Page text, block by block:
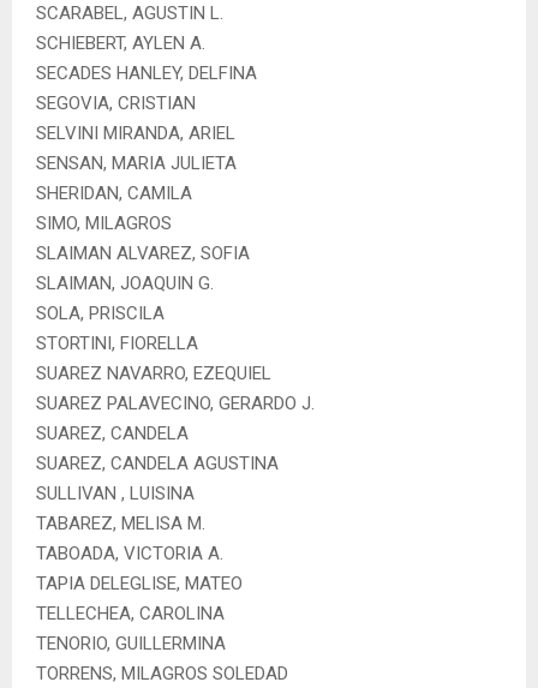
SCARABEL, AGUSTIN L.
SCHIEBERT, AYLEN A.
SECADES HANLEY, DELFINA
SEGOVIA, CRISTIAN
SELVINI MIRANDA, ARIEL
SENSAN, MARIA JULIETA
SHERIDAN, CAMILA
SIMO, MILAGROS
SLAIMAN ALVAREZ, SOFIA
SLAIMAN, JOAQUIN G.
SOLA, PRISCILA
STORTINI, FIORELLA
SUAREZ NAVARRO, EZEQUIEL
SUAREZ PALAVECINO, GERARDO J.
SUAREZ, CANDELA
SUAREZ, CANDELA AGUSTINA
SULLIVAN , LUISINA
TABAREZ, MELISA M.
TABOADA, VICTORIA A.
TAPIA DELEGLISE, MATEO
TELLECHEA, CAROLINA
TENORIO, GUILLERMINA
TORRENS, MILAGROS SOLEDAD